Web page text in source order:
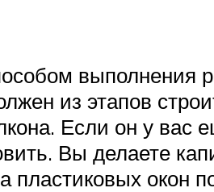
выполнения
из этапов
Если он у вас
Вы делаете
пластиковых окон